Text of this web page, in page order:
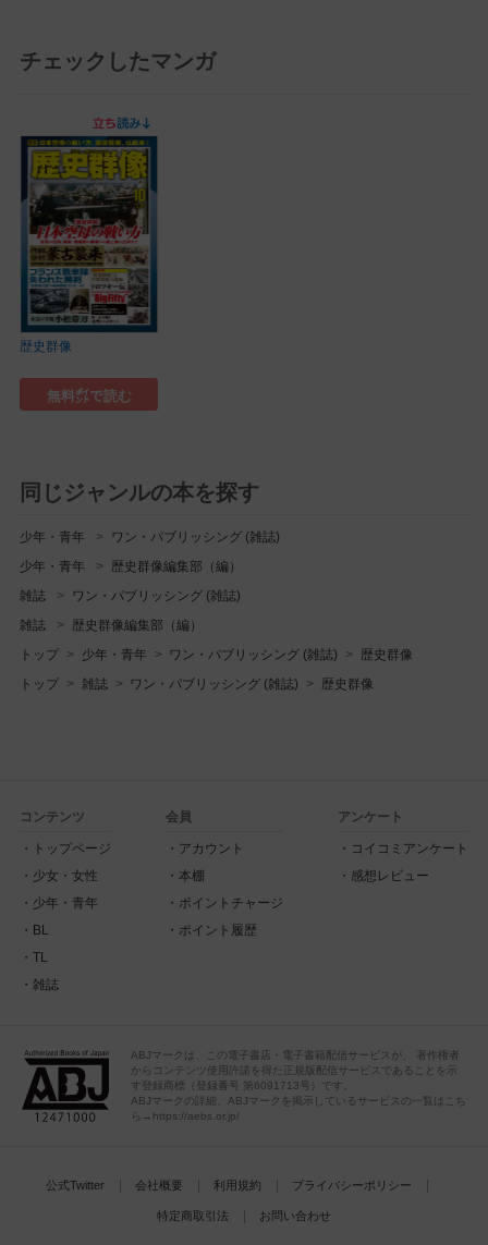
チェックしたマンガ
歴史群像
無料㌽で読む
同じジャンルの本を探す
少年・青年 ワン・パブリッシング (雑誌)
少年・青年 歴史群像編集部（編）
雑誌 ワン・パブリッシング (雑誌)
雑誌 歴史群像編集部（編）
トップ 少年・青年 ワン・パブリッシング (雑誌) 歴史群像
トップ 雑誌 ワン・パブリッシング (雑誌) 歴史群像
コンテンツ
トップページ
少女・女性
少年・青年
BL
TL
雑誌
会員
アカウント
本棚
ポイントチャージ
ポイント履歴
アンケート
コイコミアンケート
感想レビュー
ABJマークは、この電子書店・電子書籍配信サービスが、 著作権者
からコンテンツ使用許諾を得た正規版配信サービスであることを示
す登録商標（登録番号 第6091713号）です。
ABJマークの詳細、ABJマークを掲示しているサービスの一覧はこち
ら→https://aebs.or.jp/
公式Twitter 会社概要 利用規約 プライバシーポリシー
特定商取引法 お問い合わせ